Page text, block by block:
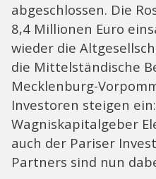
abgeschlossen. Die
8,4 Millionen Euro
wieder die
die Mittelständische
Mecklenburg-
Investoren steigen
Wagniskapitalgeber
auch der Pariser
Partners sind nun